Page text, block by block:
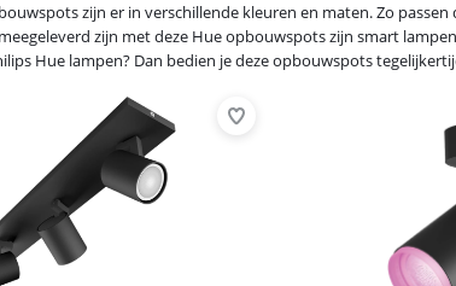
zijn er in verschillende kleuren en maten. Zo
zijn met deze Hue opbouwspots zijn smart
Hue lampen? Dan bedien je deze opbouwspots